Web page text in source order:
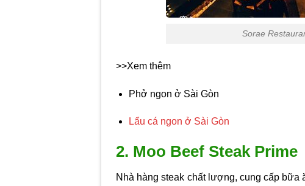
Sorae
>>Xem thêm
Phở ngon ở Sài Gòn
Lẩu cá ngon ở Sài Gòn
2. Moo Beef Steak Prime
Nhà hàng steak chất lượng, cung cấp